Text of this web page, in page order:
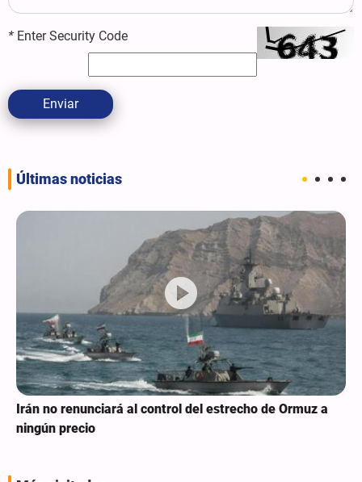
* Enter Security Code
Enviar
Últimas noticias
Irán no renunciará al control del estrecho de Ormuz a
ningún precio